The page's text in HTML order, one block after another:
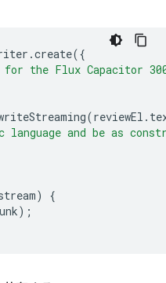
.create({
for the Flux Capacitor
(reviewEl .
language and be as
)
{
);